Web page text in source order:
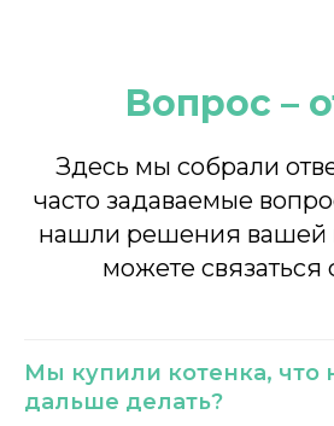
Вопрос –
Здесь мы собрали
часто задаваемые
нашли решения вашей
можете связаться
Мы купили котенка, что
дальше делать?